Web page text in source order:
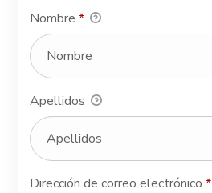
Nombre*
Apellidos
Dirección de correo electrónico*